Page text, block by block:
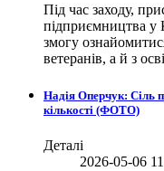
Під час заходу,
підприємництва у
змогу
ветеранів, а й з
Надія Оперчук: Сіль
кількості (ФОТО)
Деталі
2026-05-06